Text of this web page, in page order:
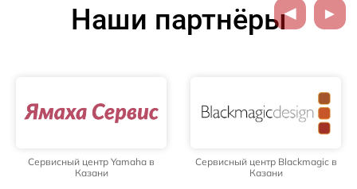
Наши партнёры
Сервисный центр Yamaha в
Казани
Сервисный центр Blackmagic в
Казани